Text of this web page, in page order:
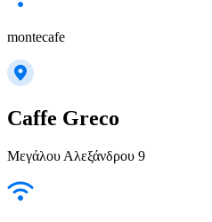
montecafe
Caffe Greco
Μεγάλου Αλεξάνδρου 9